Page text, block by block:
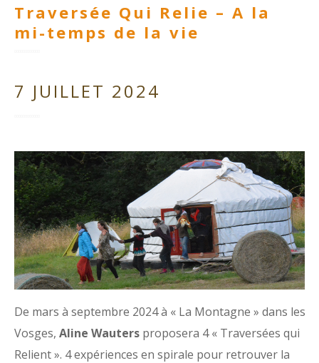
Traversée Qui Relie – A la
mi-temps de la vie
7 JUILLET 2024
De mars à septembre 2024 à « La Montagne » dans les
Vosges, Aline Wauters proposera 4 « Traversées qui
Relient ». 4 expériences en spirale pour retrouver la